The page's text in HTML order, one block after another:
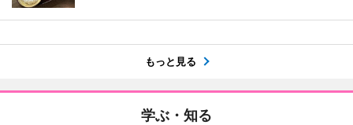
もっと見る
学ぶ・知る